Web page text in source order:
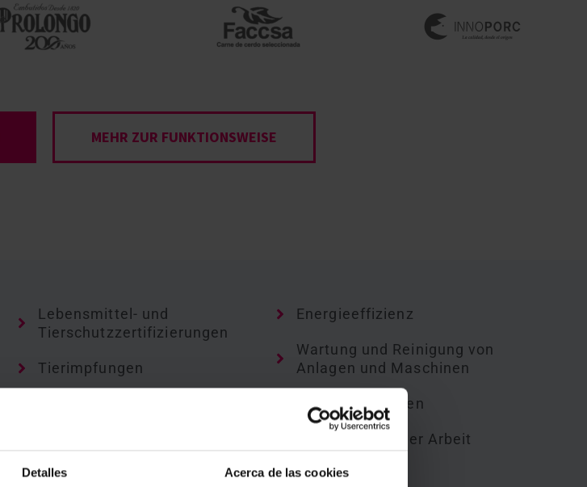
Detalles Acerca de las cookies
MEHR ZUR FUNKTIONSWEISE
Lebensmittel- und
Tierschutzzertifizierungen
Tierimpfungen
Energieeffizienz
Wartung und Reinigung von
Anlagen und Maschinen
Umweltkontrollen
Sicherheit bei der Arbeit